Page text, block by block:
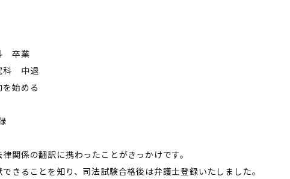
卒業
科 中退
始める
関係の翻訳に携わったことがきっかけです。
きることを知り、司法試験合格後は弁護士登録いたしました。